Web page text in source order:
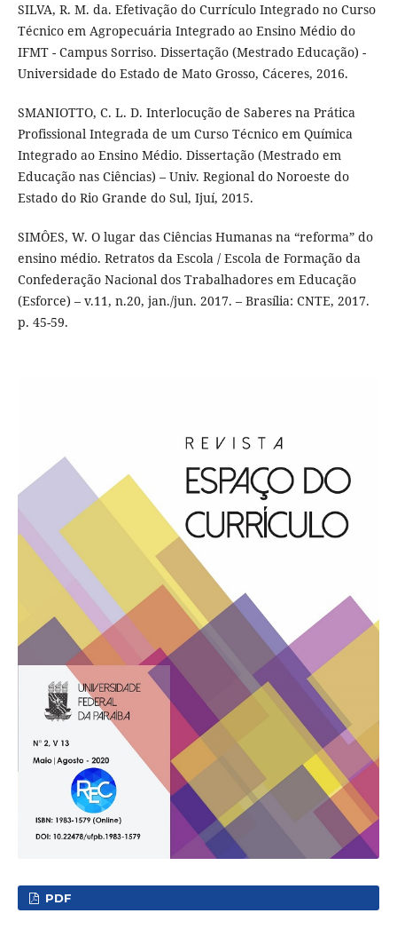
SILVA, R. M. da. Efetivação do Currículo Integrado no Curso
Técnico em Agropecuária Integrado ao Ensino Médio do
IFMT - Campus Sorriso. Dissertação (Mestrado Educação) -
Universidade do Estado de Mato Grosso, Cáceres, 2016.
SMANIOTTO, C. L. D. Interlocução de Saberes na Prática
Profissional Integrada de um Curso Técnico em Química
Integrado ao Ensino Médio. Dissertação (Mestrado em
Educação nas Ciências) – Univ. Regional do Noroeste do
Estado do Rio Grande do Sul, Ijuí, 2015.
SIMÔES, W. O lugar das Ciências Humanas na “reforma” do
ensino médio. Retratos da Escola / Escola de Formação da
Confederação Nacional dos Trabalhadores em Educação
(Esforce) – v.11, n.20, jan./jun. 2017. – Brasília: CNTE, 2017.
p. 45-59.
PDF